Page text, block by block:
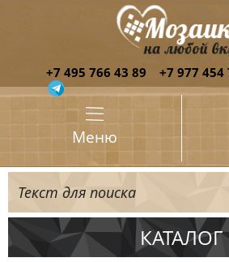
+7 495 766 43 89 +7 977 454
Меню
КАТАЛОГ